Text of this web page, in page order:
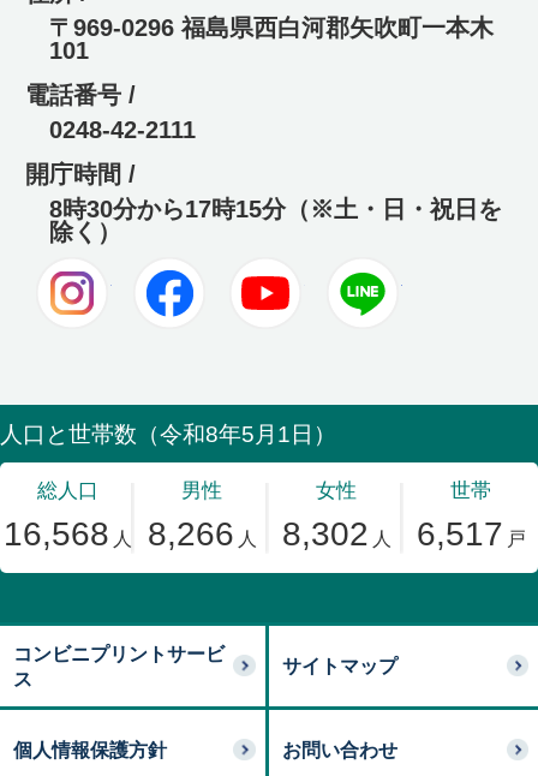
〒969-0296 福島県西白河郡矢吹町一本木
101
電話番号 /
0248-42-2111
開庁時間 /
8時30分から17時15分（※土・日・祝日を
除く）
Instagram Facebook Youtube
コンビニプリントサービ
ス
サイトマップ
個人情報保護方針 お問い合わせ